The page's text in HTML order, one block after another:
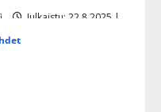
Julkaistu: 22.8.2025 |